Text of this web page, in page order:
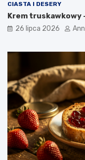
CIASTA I DESERY
Krem truskawkowy
26 lipca 2026